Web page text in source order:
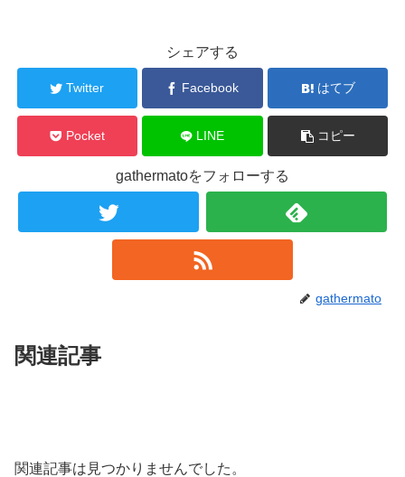
シェアする
Twitter Facebook はてブ
Pocket LINE コピー
gathermatoをフォローする
gathermato
関連記事
関連記事は見つかりませんでした。